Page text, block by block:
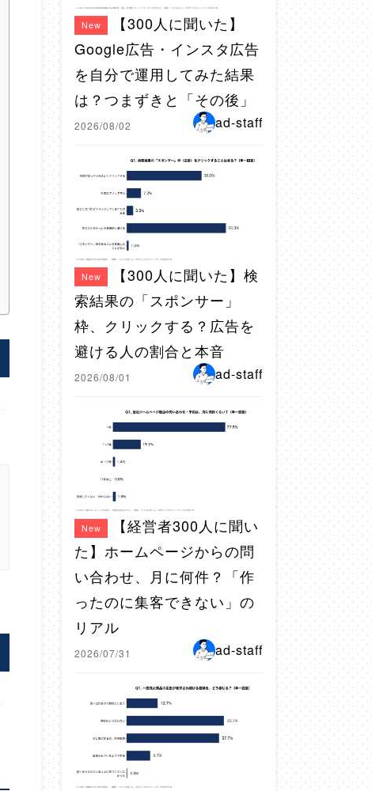
New
【300人に聞いた】
Google広告・インスタ広告
を自分で運用してみた結果
は？つまずきと「その後」
2026/08/02 ad-staff
New
【300人に聞いた】検
索結果の「スポンサー」
枠、クリックする？広告を
避ける人の割合と本音
2026/08/01 ad-staff
New
【経営者300人に聞い
た】ホームページからの問
い合わせ、月に何件？「作
ったのに集客できない」の
リアル
2026/07/31 ad-staff